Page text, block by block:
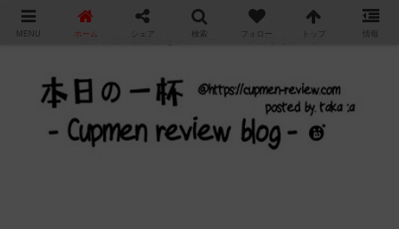
カップ麺の新商品をレビュー / アレンジするブログ
MENU ホーム シェア 検索 フォロー トップ 情報